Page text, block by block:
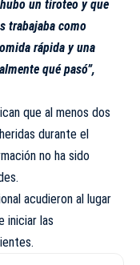
un tiroteo y que
trabajaba como
rápida y una
qué pasó”,
que al menos dos
durante el
no ha sido
acudieron al lugar
iniciar las